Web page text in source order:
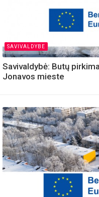
SAVIVALDYBE
Savivaldybė: Butų
Jonavos mieste